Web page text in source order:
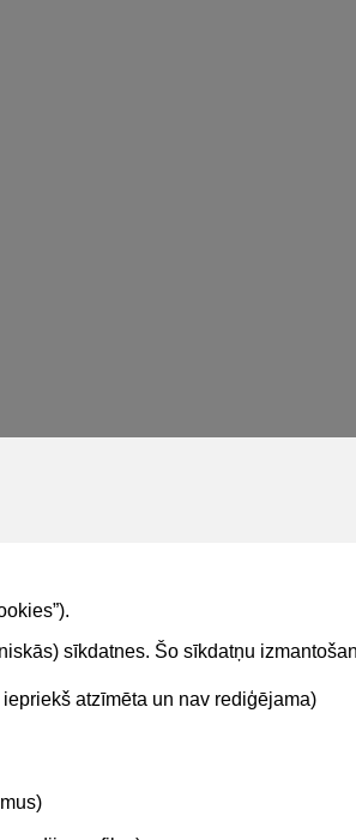
sīkdatnes. Šo sīkdatņu
atzīmēta un nav rediģējama)